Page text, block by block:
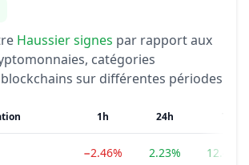
Haussiersignes par rapport aux
catégories
sur différentes périodes
1h 24h
−2.46% 2.23% 12.43%